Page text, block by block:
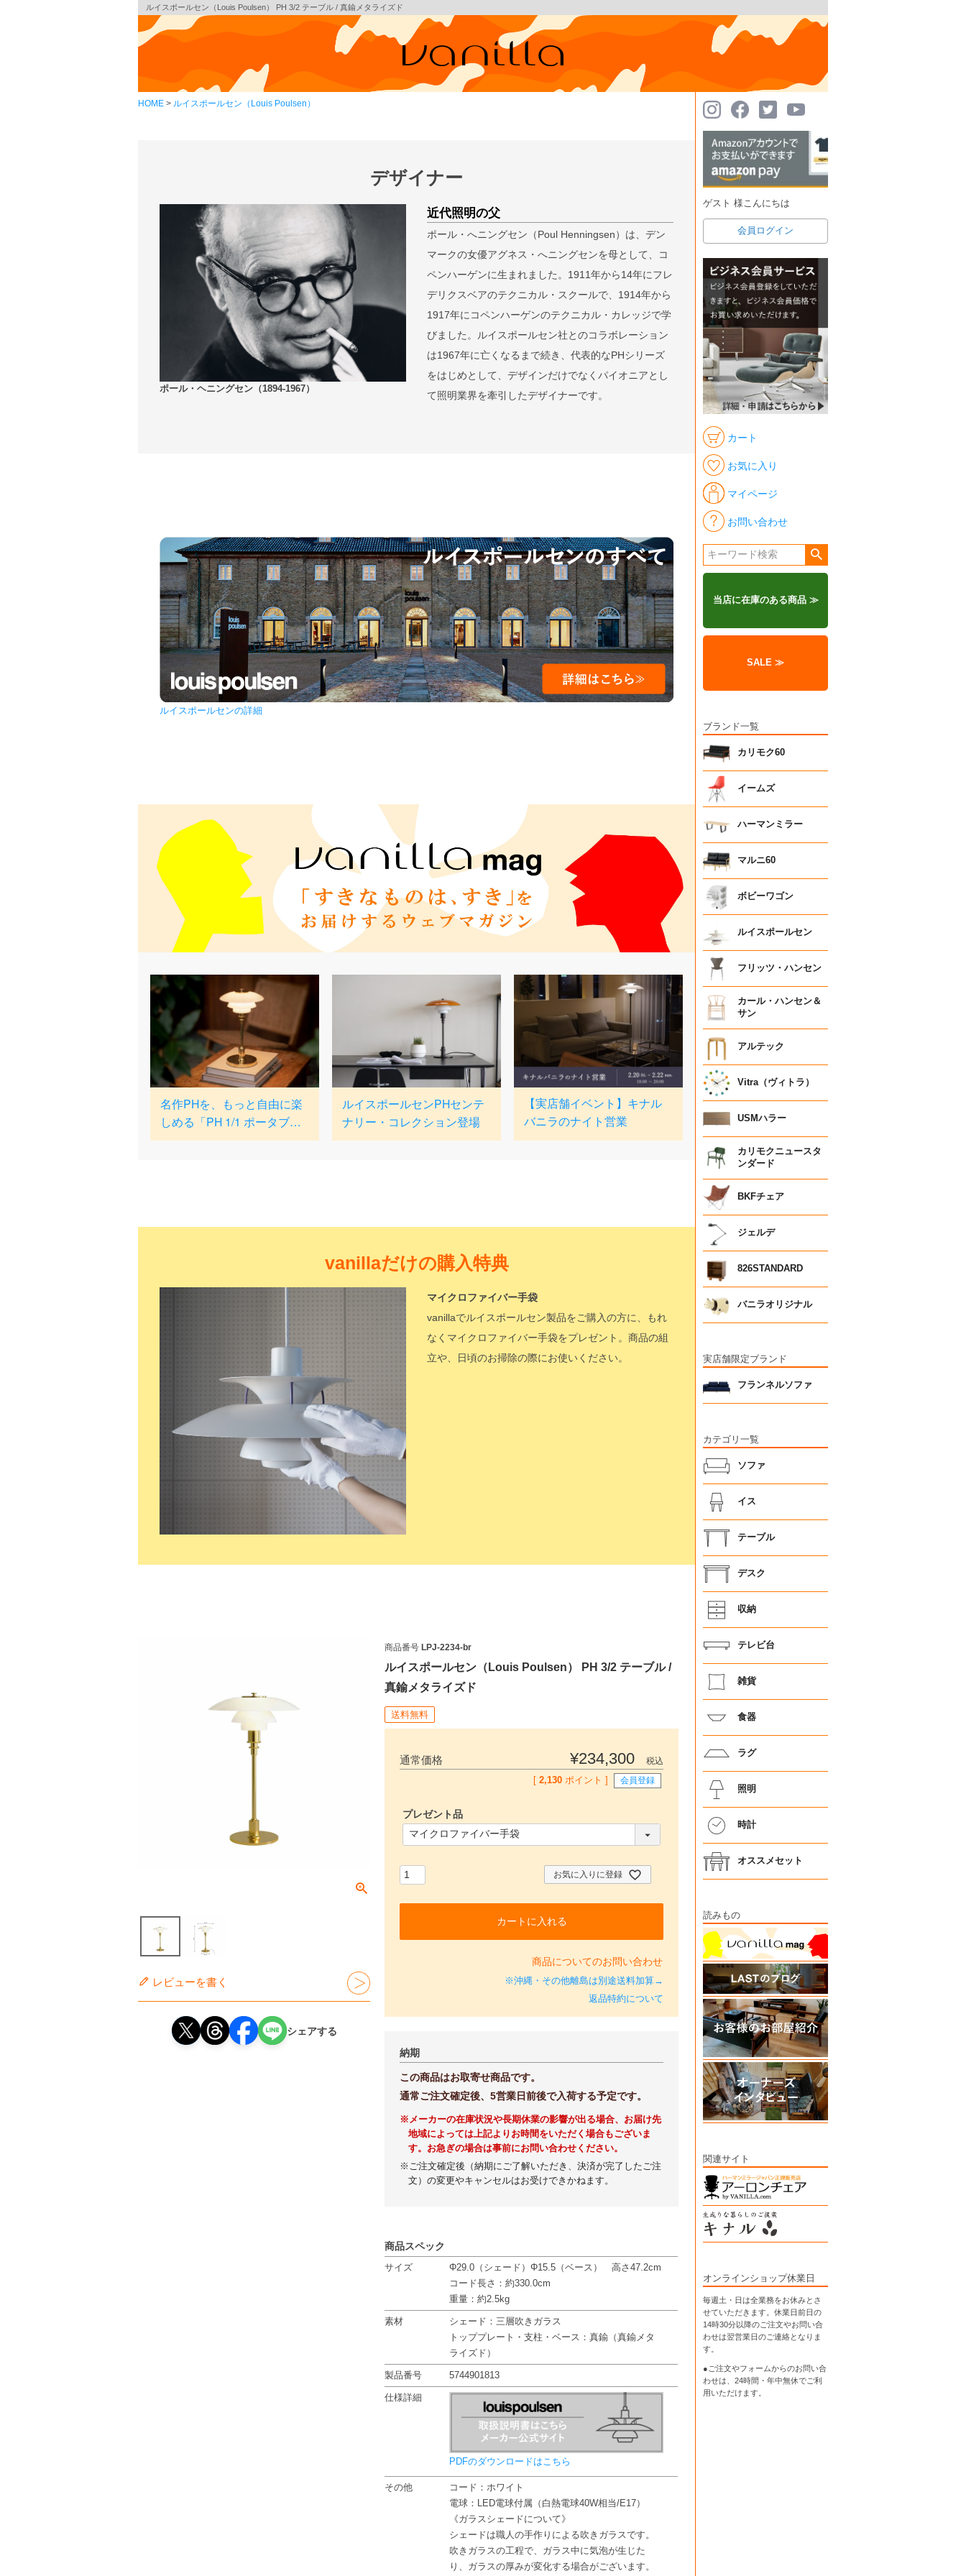
ルイスポールセン（Louis Poulsen） PH 3/2 テーブル / 真鍮メタライズド
HOME ルイスポールセン（Louis Poulsen）
デザイナー
ポール・ヘニングセン（1894-1967）
近代照明の父
ポール・へニングセン（Poul Henningsen）は、デン
マークの女優アグネス・へニングセンを母として、コ
ペンハーゲンに生まれました。1911年から14年にフレ
デリクスベアのテクニカル・スクールで、1914年から
1917年にコペンハーゲンのテクニカル・カレッジで学
びました。ルイスポールセン社とのコラボレーション
は1967年に亡くなるまで続き、代表的なPHシリーズ
をはじめとして、デザインだけでなくパイオニアとし
て照明業界を牽引したデザイナーです。
ルイスポールセンの詳細
vanillaだけの購入特典
マイクロファイバー手袋
vanillaでルイスポールセン製品をご購入の方に、もれ
なくマイクロファイバー手袋をプレゼント。商品の組
立や、日頃のお掃除の際にお使いください。
レビューを書く
シェアする
商品番号 LPJ-2234-br
ルイスポールセン（Louis Poulsen） PH 3/2 テーブル /
真鍮メタライズド
送料無料
通常価格 ¥234,300
税込
[2,130 ポイント ] 会員登録
プレゼント品
(
必
お気に入りに登録
カートに入れる
商品についてのお問い合わせ
※沖縄・その他離島は別途送料加算→
返品特約について
納期
この商品はお取寄せ商品です。
通常ご注文確定後、5営業日前後で入荷する予定です。
※メーカーの在庫状況や長期休業の影響が出る場合、お届け先
地域によっては上記よりお時間をいただく場合もございま
す。お急ぎの場合は事前にお問い合わせください。
※ご注文確定後（納期にご了解いただき、決済が完了したご注
文）の変更やキャンセルはお受けできかねます。
商品スペック
サイズ
Φ29.0（シェード）Φ15.5（ベース） 高さ47.2cm
コード長さ：約330.0cm
重量：約2.5kg
素材
シェード：三層吹きガラス
トッププレート・支柱・ベース：真鍮（真鍮メタ
ライズド）
製品番号 5744901813
仕様詳細
PDFのダウンロードはこちら
その他
コード：ホワイト
電球：LED電球付属（白熱電球40W相当/E17）
《ガラスシェードについて》
シェードは職人の手作りによる吹きガラスです。
吹きガラスの工程で、ガラス中に気泡が生じた
り、ガラスの厚みが変化する場合がございます。
ゲスト 様こんにちは
会員ログイン
カート
お気に入り
マイページ
お問い合わせ
検索
当店に在庫のある商品 ≫
SALE ≫
ブランド一覧
カリモク60
イームズ
ハーマンミラー
マルニ60
ボビーワゴン
ルイスポールセン
フリッツ・ハンセン
カール・ハンセン＆
サン
アルテック
Vitra（ヴィトラ）
USMハラー
カリモクニュースタ
ンダード
BKFチェア
ジェルデ
826STANDARD
バニラオリジナル
実店舗限定ブランド
フランネルソファ
カテゴリ一覧
ソファ
イス
テーブル
デスク
収納
テレビ台
雑貨
食器
ラグ
照明
時計
オススメセット
読みもの
関連サイト
オンラインショップ休業日
毎週土・日は全業務をお休みとさ
せていただきます。休業日前日の
14時30分以降のご注文やお問い合
わせは翌営業日のご連絡となりま
す。
●ご注文やフォームからのお問い合
わせは、 24時間・年中無休でご利
用いただけます。